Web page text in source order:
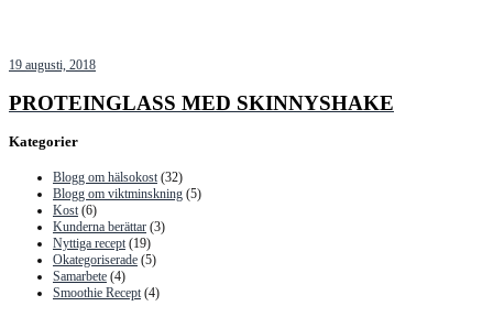
19 augusti, 2018
PROTEINGLASS MED SKINNYSHAKE
Kategorier
Blogg om hälsokost(32)
Blogg om viktminskning (5)
Kost(6)
Kunderna berättar (3)
Nyttiga recept(19)
Okategoriserade (5)
Samarbete (4)
Smoothie Recept(4)